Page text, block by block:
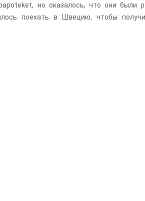
но оказалось, что они были
поехать в Швецию, чтобы